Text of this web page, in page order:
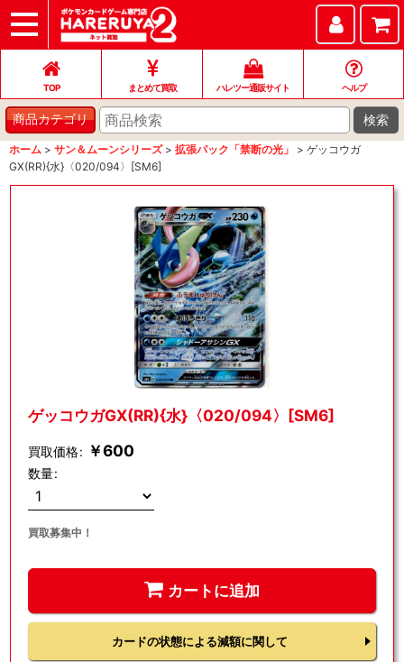
TOP
まとめて買取
ハレツー通販サイト
ヘルプ
お問い合わせ
TOP まとめて買取 ハレツー通販サイト ヘルプ
商品カテゴリ 検索
ホーム > サン＆ムーンシリーズ > 拡張パック「禁断の光」 > ゲッコウガ
GX(RR){水}〈020/094〉[SM6]
ゲッコウガGX(RR){水}〈020/094〉[SM6]
買取価格: ￥600
数量:
買取募集中！
カートに追加
カードの状態による減額に関して